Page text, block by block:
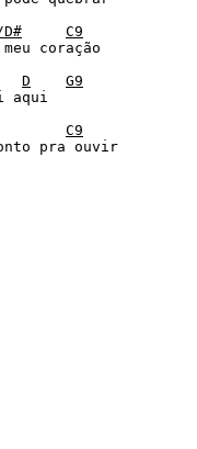
C9
coração
D
G9
aqui
C9
pra ouvir